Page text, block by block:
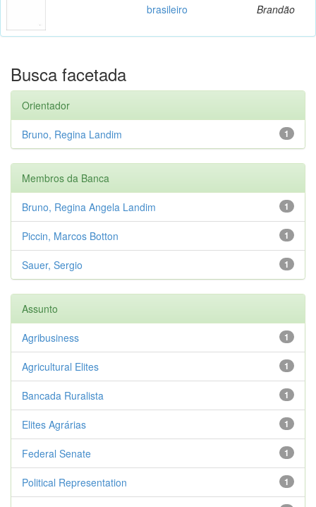
brasileiro
Brandão
Busca facetada
Orientador
1
Bruno, Regina Landim
Membros da Banca
1
Bruno, Regina Angela Landim
1
Piccin, Marcos Botton
1
Sauer, Sergio
Assunto
1
Agribusiness
1
Agricultural Elites
1
Bancada Ruralista
1
Elites Agrárias
1
Federal Senate
1
Political Representation